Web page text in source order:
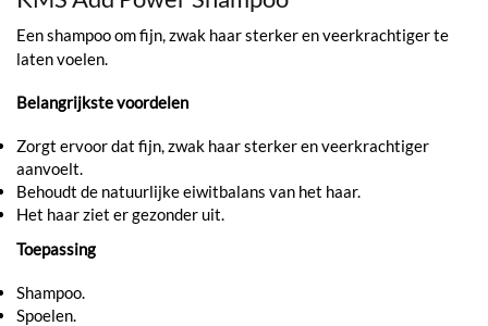
Een shampoo om fijn, zwak haar sterker en veerkrachtiger te
laten voelen.
Belangrijkste voordelen
Zorgt ervoor dat fijn, zwak haar sterker en veerkrachtiger
aanvoelt.
Behoudt de natuurlijke eiwitbalans van het haar.
Het haar ziet er gezonder uit.
Toepassing
Shampoo.
Spoelen.